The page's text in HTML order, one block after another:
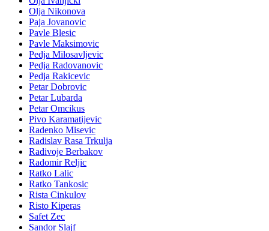
Olja Nikonova
Paja Jovanovic
Pavle Blesic
Pavle Maksimovic
Pedja Milosavljevic
Pedja Radovanovic
Pedja Rakicevic
Petar Dobrovic
Petar Lubarda
Petar Omcikus
Pivo Karamatijevic
Radenko Misevic
Radislav Rasa Trkulja
Radivoje Berbakov
Radomir Reljic
Ratko Lalic
Ratko Tankosic
Rista Cinkulov
Risto Kiperas
Safet Zec
Sandor Slajf